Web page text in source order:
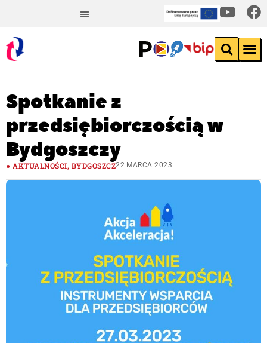
Spotkanie z
przedsiębiorczością w
Bydgoszczy
AKTUALNOŚCI, BYDGOSZCZ22 MARCA 2023